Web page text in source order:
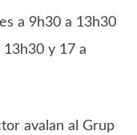
a 9h30 a 13h30
13h30 y 17 a
avalan al Grup